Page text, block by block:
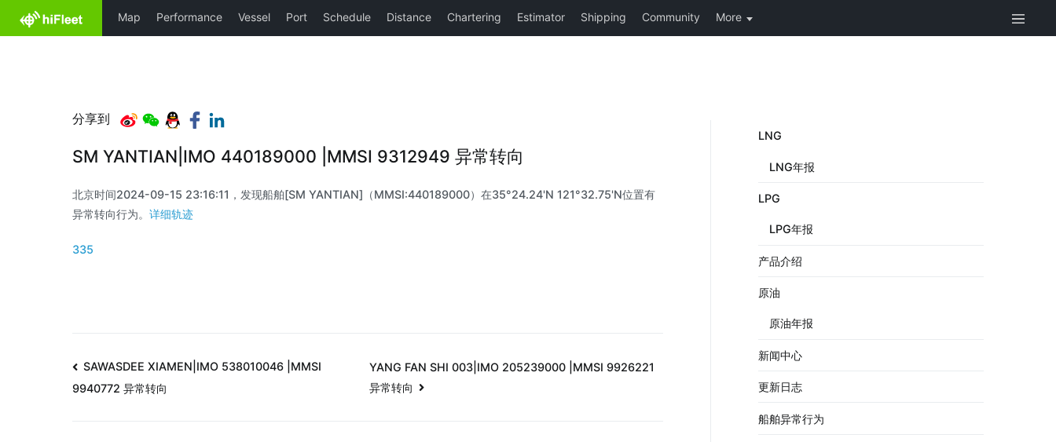
分享到
SM YANTIAN|IMO 440189000 |MMSI 9312949 异常转向
北京时间2024-09-15 23:16:11，发现船舶[SM YANTIAN]（MMSI:440189000）在35°24.24'N 121°32.75'N位置有
异常转向行为。 详细轨迹
335
SAWASDEE XIAMEN|IMO 538010046 |MMSI
9940772 异常转向
YANG FAN SHI 003|IMO 205239000 |MMSI 9926221
异常转向
LNG
LNG年报
LPG
LPG年报
产品介绍
原油
原油年报
新闻中心
更新日志
船舶异常行为